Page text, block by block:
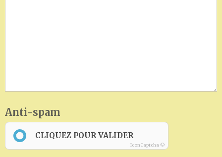
Anti-spam
CLIQUEZ POUR VALIDER
IconCaptcha ©